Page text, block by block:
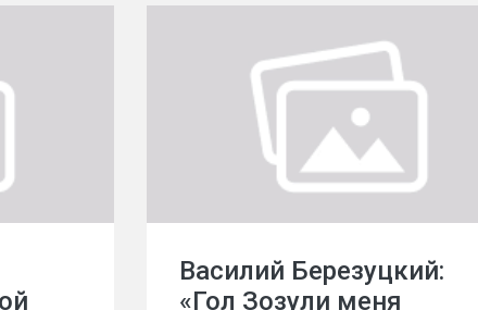
Василий Березуцкий:
«Гол Зозули меня